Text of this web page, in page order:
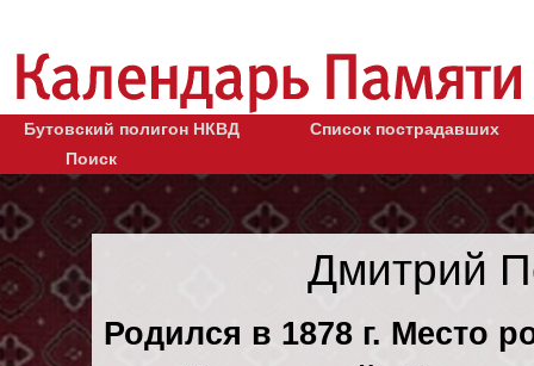
Бутовский полигон НКВД
Список пострадавших
Поиск
Дмитрий
Родился в 1878 г. Место